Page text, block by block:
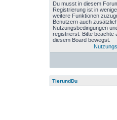
Du musst in diesem
Registrierung ist in
weitere Funktionen
Benutzern auch
Nutzungsbedingungen
registrierst. Bitte beachte
diesem Board bewegst.
TierundDu